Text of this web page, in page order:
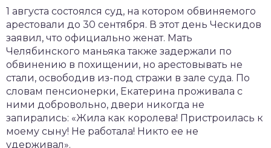
1 августа состоялся суд, на котором обвиняемого
арестовали до 30 сентября. В этот день Ческидов
заявил, что официально женат. Мать
Челябинского маньяка также задержали по
обвинению в похищении, но арестовывать не
стали, освободив из-под стражи в зале суда. По
словам пенсионерки, Екатерина проживала с
ними добровольно, двери никогда не
запирались: «Жила как королева! Пристроилась к
моему сыну! Не работала! Никто ее не
удерживал».